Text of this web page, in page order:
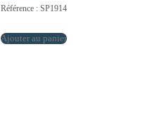
Référence : SP1914
Ajouter au panier